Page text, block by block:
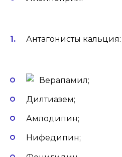
Антагонисты кальция:
Верапамил;
Дилтиазем;
Амлодипин;
Нифедипин;